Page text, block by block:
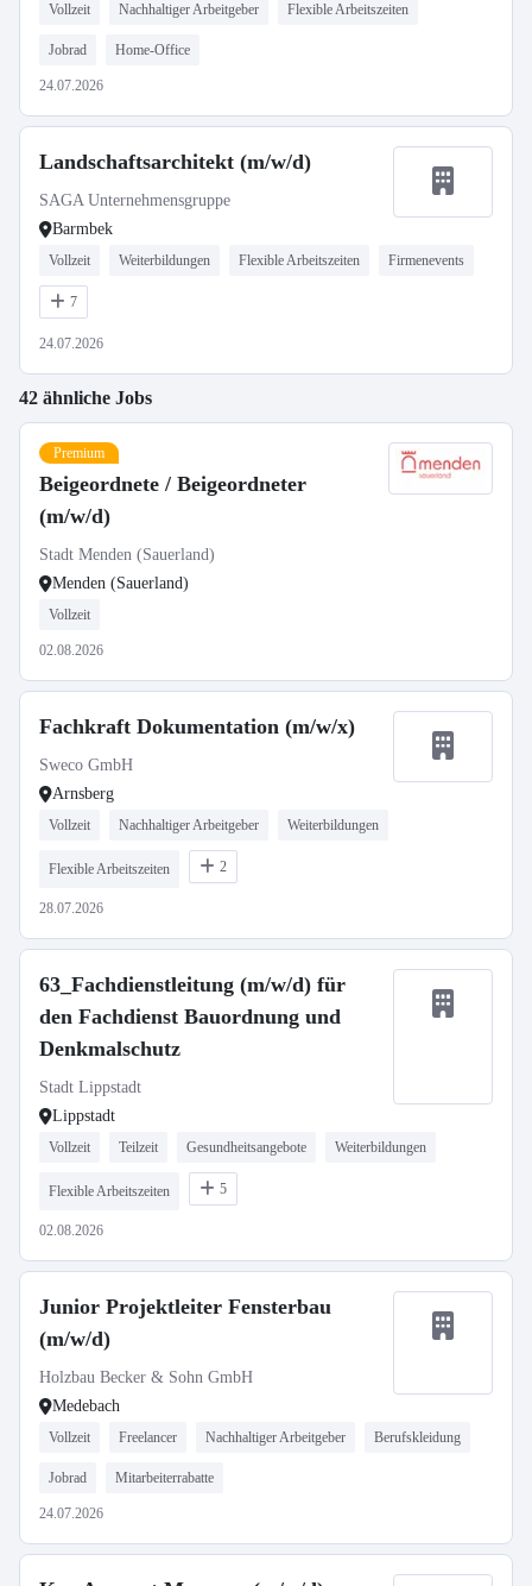
Vollzeit Nachhaltiger Arbeitgeber Flexible Arbeitszeiten
Jobrad Home-Office
24.07.2026
Landschaftsarchitekt (m/w/d)
SAGA Unternehmensgruppe
Barmbek
Vollzeit Weiterbildungen Flexible Arbeitszeiten Firmenevents
7
24.07.2026
42 ähnliche Jobs
Premium
Beigeordnete / Beigeordneter
(m/w/d)
Stadt Menden (Sauerland)
Menden (Sauerland)
Vollzeit
02.08.2026
Fachkraft Dokumentation (m/w/x)
Sweco GmbH
Arnsberg
Vollzeit Nachhaltiger Arbeitgeber Weiterbildungen
Flexible Arbeitszeiten 2
28.07.2026
63_Fachdienstleitung (m/w/d) für
den Fachdienst Bauordnung und
Denkmalschutz
Stadt Lippstadt
Lippstadt
Vollzeit Teilzeit Gesundheitsangebote Weiterbildungen
Flexible Arbeitszeiten 5
02.08.2026
Junior Projektleiter Fensterbau
(m/w/d)
Holzbau Becker & Sohn GmbH
Medebach
Vollzeit Freelancer Nachhaltiger Arbeitgeber Berufskleidung
Jobrad Mitarbeiterrabatte
24.07.2026